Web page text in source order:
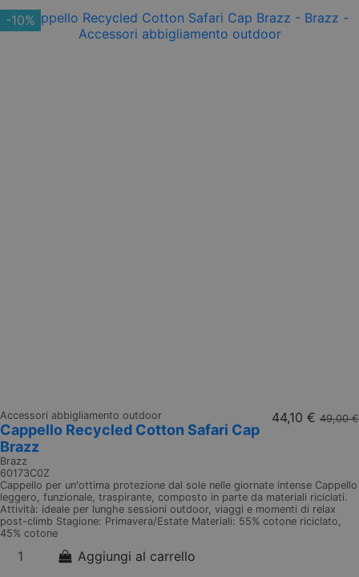
-10%
Accessori abbigliamento outdoor
Cappello Recycled Cotton Safari Cap
Brazz
Brazz
60173C0Z
44,10 € 49,00 €
Cappello per un'ottima protezione dal sole nelle giornate intense Cappello
leggero, funzionale, traspirante, composto in parte da materiali riciclati.
Attività: ideale per lunghe sessioni outdoor, viaggi e momenti di relax
post-climb Stagione: Primavera/Estate Materiali: 55% cotone riciclato,
45% cotone
Aggiungi al carrello